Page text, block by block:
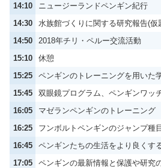
14:10
ニュージーランドペンギン紀行
14:30
水族館づくりに関する研究報告(仮
14:50
2018年チリ・ペルー交流活動
15:10
休憩
15:25
ペンギンのトレーニングを用いた
15:45
双眼鏡プログラム、ペンギンワッ
16:05
マゼランペンギンのトレーニング
16:25
フンボルトペンギンのジャンプ種
16:45
ペンギンたちの生活をより良くす
17:05
ペンギンの最新情報と保護や研究